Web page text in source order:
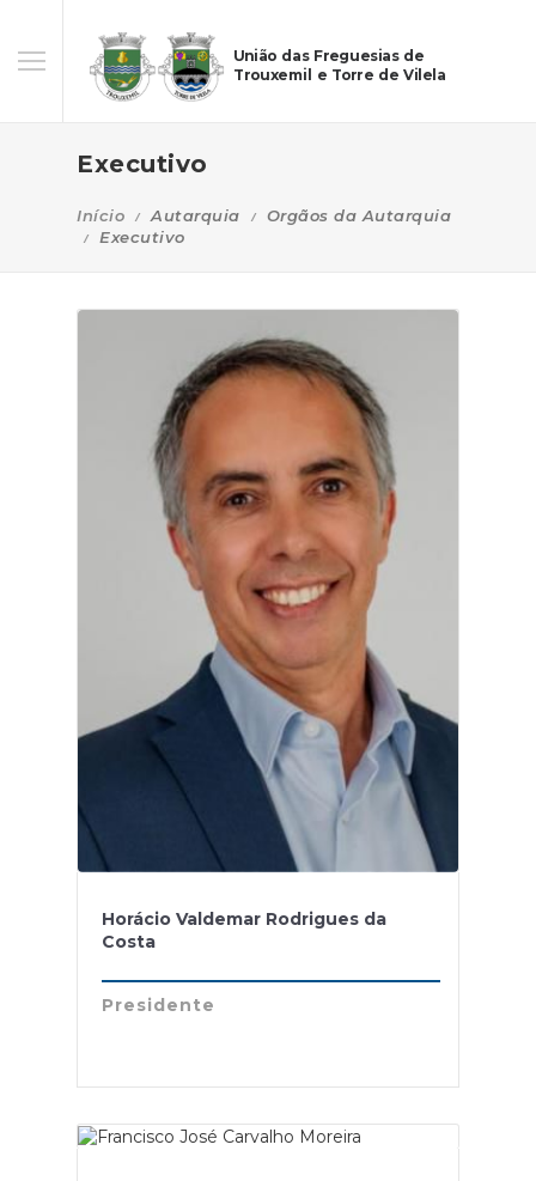
União das Freguesias de
Trouxemil e Torre de Vilela
Executivo
Início Autarquia
Orgãos da Autarquia
Executivo
Horácio Valdemar Rodrigues da
Costa
Presidente